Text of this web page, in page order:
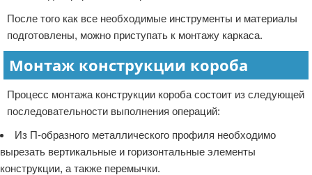
После того как все необходимые инструменты и материалы
подготовлены, можно приступать к монтажу каркаса.
Монтаж конструкции короба
Процесс монтажа конструкции короба состоит из следующей
последовательности выполнения операций:
Из П-образного металлического профиля необходимо
вырезать вертикальные и горизонтальные элементы
конструкции, а также перемычки.